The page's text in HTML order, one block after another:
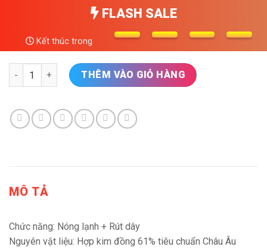
FLASH SALE
Kết thúc trong
Vòi rửa bát Sensuto S106 (vòi rút ) số lượng
THÊM VÀO GIỎ HÀNG
MÔ TẢ
Chức năng: Nóng lạnh + Rút dây
Nguyên vật liệu: Hợp kim đồng 61% tiêu chuẩn Châu Âu